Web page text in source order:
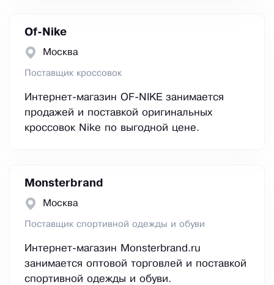
Of-Nike
Москва
Поставщик кроссовок
Интернет-магазин OF-NIKE занимается
продажей и поставкой оригинальных
кроссовок Nike по выгодной цене.
Monsterbrand
Москва
Поставщик спортивной одежды и обуви
Интернет-магазин Monsterbrand.ru
занимается оптовой торговлей и поставкой
спортивной одежды и обуви.